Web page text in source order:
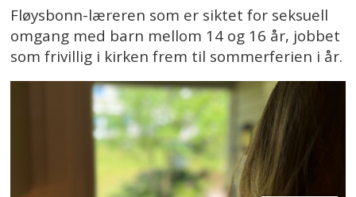
Fløysbonn-læreren som er siktet for seksuell
omgang med barn mellom 14 og 16 år, jobbet
som frivillig i kirken frem til sommerferien i år.